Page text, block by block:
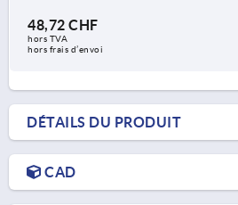
48,72 CHF
hors TVA
hors frais d’envoi
DÉTAILS DU PRODUIT
CAD